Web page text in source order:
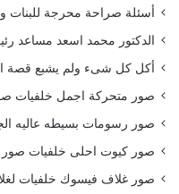
أسئلة صراحة محرجة للبنات
الدكتور محمد اسعد مساعد
أكل كل شىء ولم يشبع قصة
صور متحركة اجمل خلفيات
صور رسومات بسيطه عاليه
صور كيوت احلى خلفيات
صور غلاف فيسوك خلفيات